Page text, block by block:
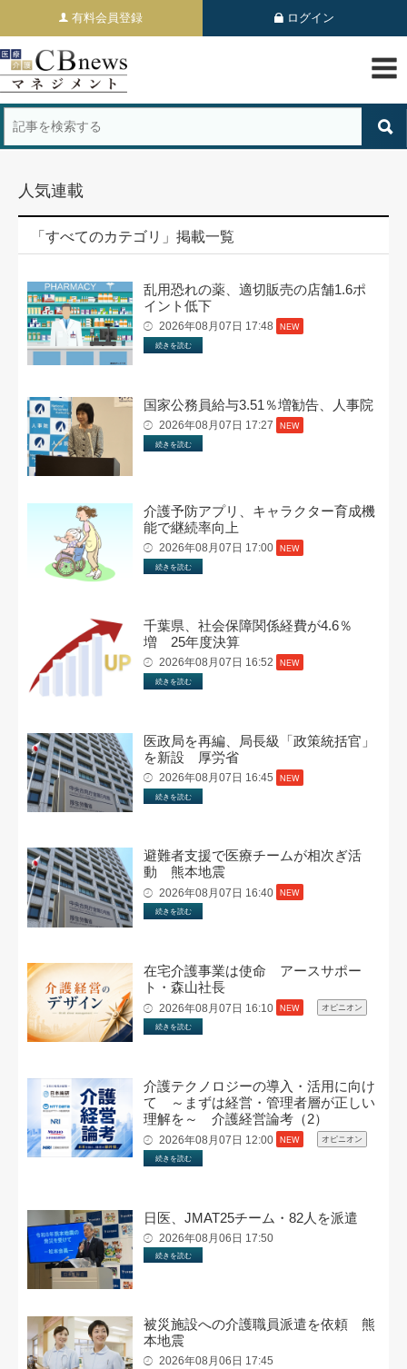
有料会員登録 ログイン
人気連載
「すべてのカテゴリ」掲載一覧
乱用恐れの薬、適切販売の店舗1.6ポ
イント低下
2026年08月07日 17:48 NEW
続きを読む
国家公務員給与3.51％増勧告、人事院
2026年08月07日 17:27 NEW
続きを読む
介護予防アプリ、キャラクター育成機
能で継続率向上
2026年08月07日 17:00 NEW
続きを読む
千葉県、社会保障関係経費が4.6％
増 25年度決算
2026年08月07日 16:52 NEW
続きを読む
医政局を再編、局長級「政策統括官」
を新設 厚労省
2026年08月07日 16:45 NEW
続きを読む
避難者支援で医療チームが相次ぎ活
動 熊本地震
2026年08月07日 16:40 NEW
続きを読む
在宅介護事業は使命 アースサポー
ト・森山社長
2026年08月07日 16:10 NEW オピニオン
続きを読む
介護テクノロジーの導入・活用に向け
て ～まずは経営・管理者層が正しい
理解を～ 介護経営論考（2）
2026年08月07日 12:00 NEW オピニオン
続きを読む
日医、JMAT25チーム・82人を派遣
2026年08月06日 17:50
続きを読む
被災施設への介護職員派遣を依頼 熊
本地震
2026年08月06日 17:45